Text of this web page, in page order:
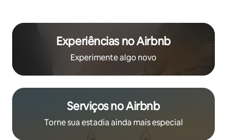
Experiências no Airbnb
Experimente algo novo
Serviços no Airbnb
Torne sua estadia ainda mais especial